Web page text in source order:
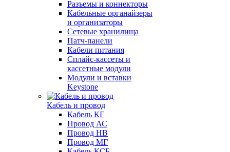
Разъемы и коннекторы
Кабельные органайзеры
и организаторы
Сетевые хранилища
Патч-панели
Кабели питания
Сплайс-кассеты и
кассетные модули
Модули и вставки
Keystone
Кабель и провод
Кабель КГ
Провод АС
Провод НВ
Провод МГ